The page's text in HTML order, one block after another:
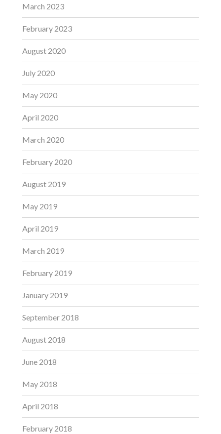
March 2023
February 2023
August 2020
July 2020
May 2020
April 2020
March 2020
February 2020
August 2019
May 2019
April 2019
March 2019
February 2019
January 2019
September 2018
August 2018
June 2018
May 2018
April 2018
February 2018